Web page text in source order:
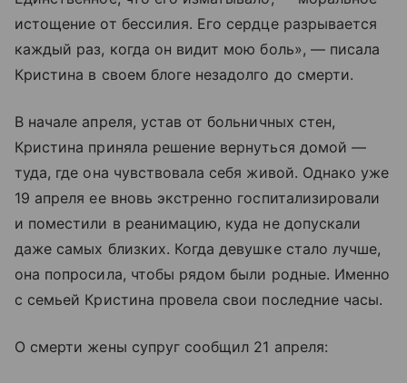
истощение от бессилия. Его сердце разрывается
каждый раз, когда он видит мою боль», — писала
Кристина в своем блоге незадолго до смерти.
В начале апреля, устав от больничных стен,
Кристина приняла решение вернуться домой —
туда, где она чувствовала себя живой. Однако уже
19 апреля ее вновь экстренно госпитализировали
и поместили в реанимацию, куда не допускали
даже самых близких. Когда девушке стало лучше,
она попросила, чтобы рядом были родные. Именно
с семьей Кристина провела свои последние часы.
О смерти жены супруг сообщил 21 апреля: